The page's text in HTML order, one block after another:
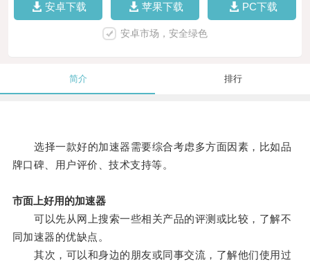
安卓下载 苹果下载 PC下载
安卓市场，安全绿色
简介 排行
选择一款好的加速器需要综合考虑多方面因素，比如品
牌口碑、用户评价、技术支持等。
市面上好用的加速器
可以先从网上搜索一些相关产品的评测或比较，了解不
同加速器的优缺点。
其次，可以和身边的朋友或同事交流，了解他们使用过